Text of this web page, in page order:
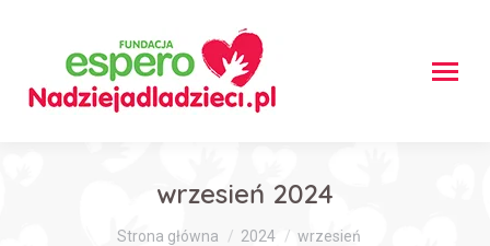
wrzesień 2024
Jesteś tutaj:
Strona główna 2024 wrzesień